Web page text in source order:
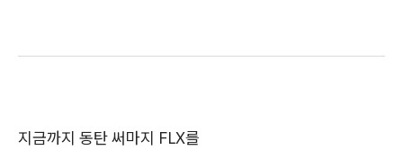
지금까지 동탄 써마지 FLX를